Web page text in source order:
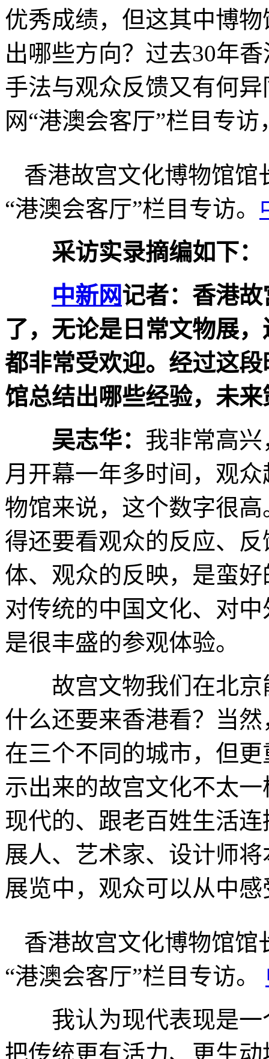
优秀成绩，但这其中博
出哪些方向？过去30年
手法与观众反馈又有何
网“港澳会客厅”栏目专
香港故宫文化博物馆馆
“港澳会客厅”栏目专访。
采访实录摘编如下：
中新网记者：香港
了，无论是日常文物展
都非常受欢迎。经过这
馆总结出哪些经验，未
吴志华： 我非常高
月开幕一年多时间，观
物馆来说，这个数字很
得还要看观众的反应、
体、观众的反映，是蛮
对传统的中国文化、对
是很丰盛的参观体验。
故宫文物我们在北京
什么还要来香港看？当
在三个不同的城市，但
示出来的故宫文化不太
现代的、跟老百姓生活
展人、艺术家、设计师
展览中，观众可以从中
香港故宫文化博物馆馆
“港澳会客厅”栏目专访。
我认为现代表现是一
把传统更有活力、更生